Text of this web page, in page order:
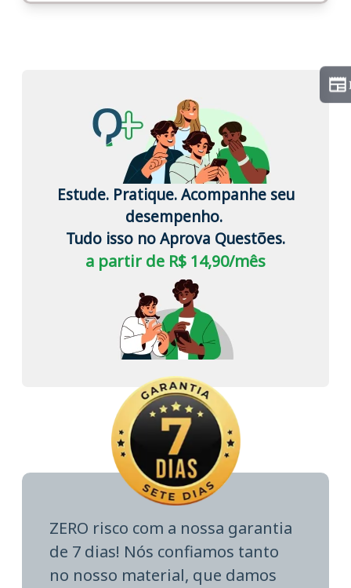
Estude. Pratique. Acompanhe seu
desempenho.
Tudo isso no Aprova Questões.
a partir de R$ 14,90/mês
ZERO risco com a nossa garantia
de 7 dias! Nós confiamos tanto
no nosso material, que damos